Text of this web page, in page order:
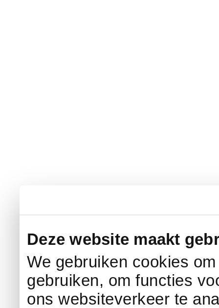
Deze website maakt
We gebruiken cookies
gebruiken, om functies
ons websiteverkeer te